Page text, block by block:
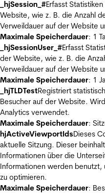
_hjSession_#Erfasst
Website, wie z. B. die Anzahl
Verweildauer auf der Website
Maximale Speicherdauer: 1
_hjSessionUser_#Erfasst
der Website, wie z. B. die
Verweildauer auf der Website
Maximale Speicherdauer: 1
_hjTLDTestRegistriert
Besucher auf der Website.
Analytics verwendet.
Maximale Speicherdauer:
hjActiveViewportIdsDieses
aktuelle Sitzung. Dieser
Informationen über die
Informationen werden benutzt,
zu optimieren.
Maximale Speicherdauer: